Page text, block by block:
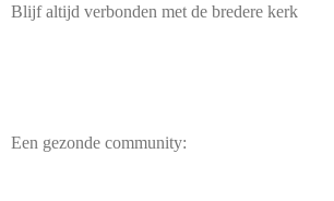
Blijf altijd verbonden met de bredere kerk
Een gezonde community: